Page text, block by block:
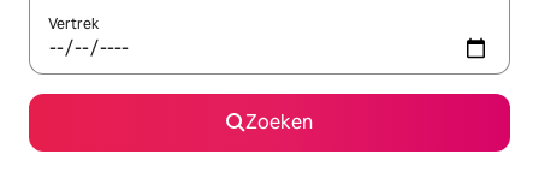
Vertrek
Zoeken